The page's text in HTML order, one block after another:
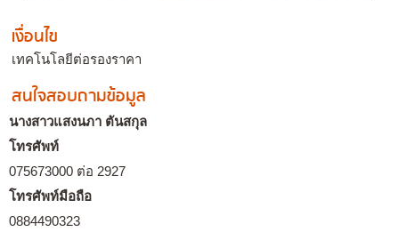
เงื่อนไข
เทคโนโลยีต่อรองราคา
สนใจสอบถามข้อมูล
นางสาวแสงนภา ตันสกุล
โทรศัพท์
075673000 ต่อ 2927
โทรศัพท์มือถือ
0884490323